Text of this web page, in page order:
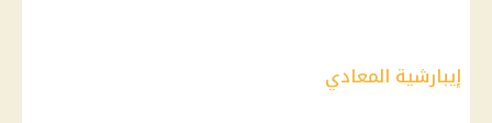
إيبارشية المعادي